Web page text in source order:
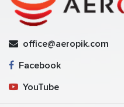
office@aeropik.com
Facebook
YouTube